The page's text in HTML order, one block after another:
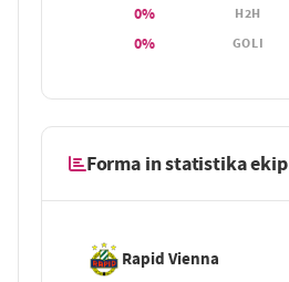
0% H2H
0%
GOLI
Forma in statistika ekip
Rapid Vienna